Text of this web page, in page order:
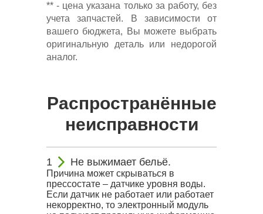
** - цена указана только за работу, без
учета запчастей. В зависимости от
вашего бюджета, Вы можете выбрать
оригинальную деталь или недорогой
аналог.
Распространённые
неисправности
Не выжимает бельё.
Причина может скрываться в
прессостате – датчике уровня воды.
Если датчик не работает или работает
некорректно, то электронный модуль